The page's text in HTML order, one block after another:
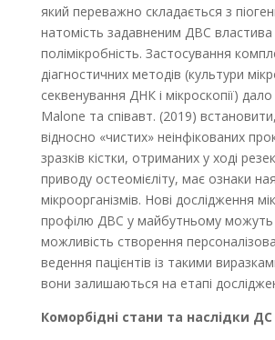
який переважно складається з
натомість задавненим ДВС властива
полімікробність. Застосування
діагностичних методів (культури
секвенування ДНК і мікроскопії)
Malone та співавт. (2019)
відносно «чистих» неінфікованих
зразків кістки, отриманих у ході
приводу остеомієліту, має ознаки
мікроорганізмів. Нові дослідження
профілю ДВС у майбутньому можуть
можливість створення
ведення пацієнтів із такими
вони залишаються на етапі
Коморбідні стани та наслідки ДС